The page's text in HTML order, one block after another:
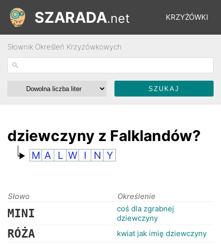
KRZYŻÓWKI
ŁAMIGŁÓWKI
SZARADA.net
Słownik Określeń Krzyżówkowych
dziewczyny z Falklandów?
M A L W I N Y
Słowo Określenie
MINI
coś dla zgrabnej
dziewczyny
RÓŻA kwiat jak imię dziewczyny